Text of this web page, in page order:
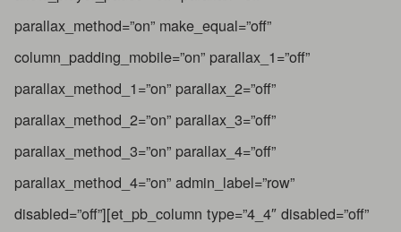
parallax_method=”on” make_equal=”off”
column_padding_mobile=”on” parallax_1=”off”
parallax_method_1=”on” parallax_2=”off”
parallax_method_2=”on” parallax_3=”off”
parallax_method_3=”on” parallax_4=”off”
parallax_method_4=”on” admin_label=”row”
disabled=”off”][et_pb_column type=”4_4″ disabled=”off”